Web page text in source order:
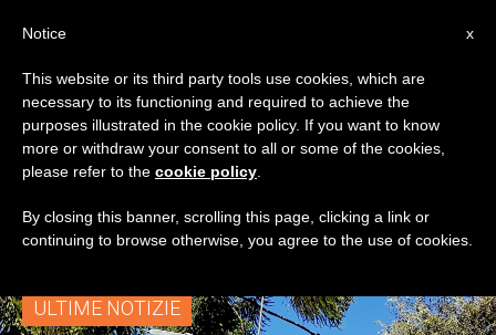
TAG
Posts Tagged ‘polizia
Di Stato’
ULTIME NOTIZIE
x
Notice
This website or its third party tools use cookies, which are
necessary to its functioning and required to achieve the
purposes illustrated in the cookie policy. If you want to know
more or withdraw your consent to all or some of the cookies,
please refer to the cookie policy
By closing this banner, scrolling this page, clicking a link or
continuing to browse otherwise, you agree to the use of cookies.